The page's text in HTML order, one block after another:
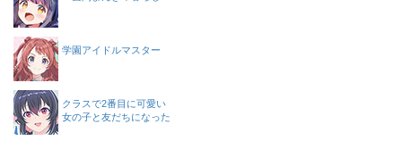
学園アイドルマスター
クラスで2番目に可愛い
女の子と友だちになった